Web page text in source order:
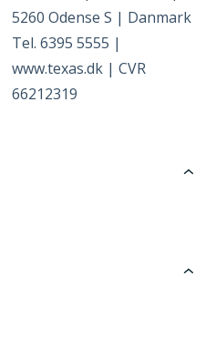
5260 Odense S | Danmark
Tel. 6395 5555 |
www.texas.dk | CVR
66212319